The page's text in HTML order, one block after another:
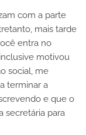
com a parte
mais tarde
entra no
motivou
social, me
terminar a
e que o
secretária para